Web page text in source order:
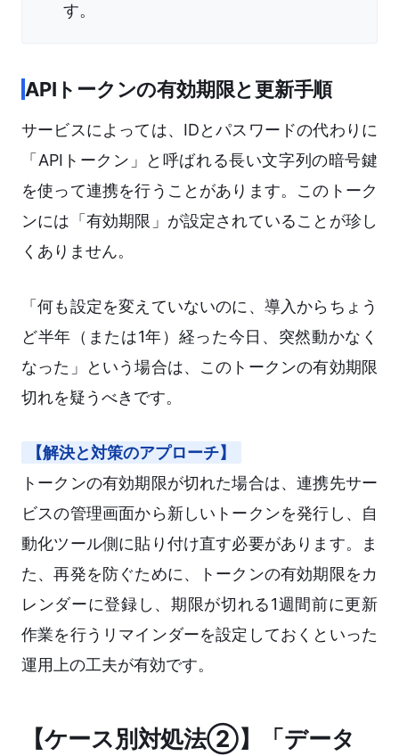
す。
APIトークンの有効期限と更新手順
サービスによっては、IDとパスワードの代わりに
「APIトークン」と呼ばれる長い文字列の暗号鍵
を使って連携を行うことがあります。このトーク
ンには「有効期限」が設定されていることが珍し
くありません。
「何も設定を変えていないのに、導入からちょう
ど半年（または1年）経った今日、突然動かなく
なった」という場合は、このトークンの有効期限
切れを疑うべきです。
【解決と対策のアプローチ】
トークンの有効期限が切れた場合は、連携先サー
ビスの管理画面から新しいトークンを発行し、自
動化ツール側に貼り付け直す必要があります。ま
た、再発を防ぐために、トークンの有効期限をカ
レンダーに登録し、期限が切れる1週間前に更新
作業を行うリマインダーを設定しておくといった
運用上の工夫が有効です。
【ケース別対処法②】「データ